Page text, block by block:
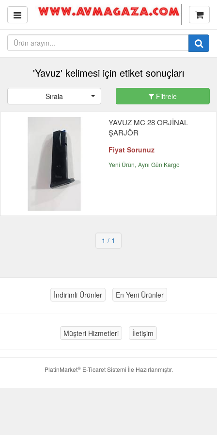
'Yavuz' kelimesi için etiket sonuçları
Sırala Filtrele
YAVUZ MC 28 ORJİNAL
ŞARJÖR
Fiyat Sorunuz
Yeni Ürün Aynı Gün Kargo
1 / 1
İndirimli Ürünler En Yeni Ürünler
Müşteri Hizmetleri İletişim
PlatinMarket®E-Ticaret Sistemi İle Hazırlanmıştır.